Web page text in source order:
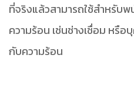
ที่จริงแล้วสามารถใช้สำหรับ
ความร้อน เช่นช่างเชื่อม หรื
กับความร้อน